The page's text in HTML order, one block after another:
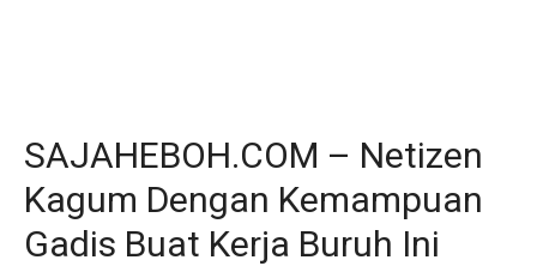
SAJAHEBOH.COM – Netizen
Kagum Dengan Kemampuan
Gadis Buat Kerja Buruh Ini